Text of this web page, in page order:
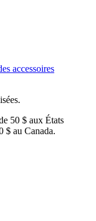
accessoires
50 $ aux États
$ au Canada.